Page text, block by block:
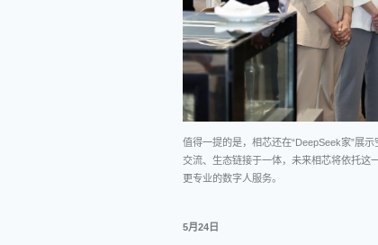
值得一提的是，相芯还在“DeepSeek家”展
交流、生态链接于一体，未来相芯将依托这
更专业的数字人服务。
5月24日